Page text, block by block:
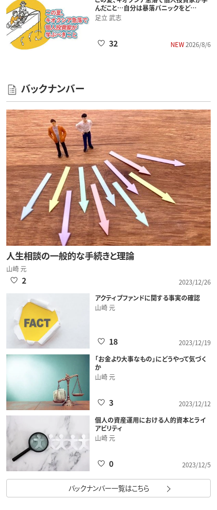
んだこと…自分は暴落パニックをど…
足立 武志
NEW2026/8/6
32
バックナンバー
人生相談の一般的な手続きと理論
山崎 元
2023/12/26
2
アクティブファンドに関する事実の確認
山崎 元
2023/12/19
18
「お金より大事なもの」にどうやって気づく
か
山崎 元
2023/12/12
3
個人の資産運用における人的資本とライ
アビリティ
山崎 元
2023/12/5
0
バックナンバー一覧はこちら